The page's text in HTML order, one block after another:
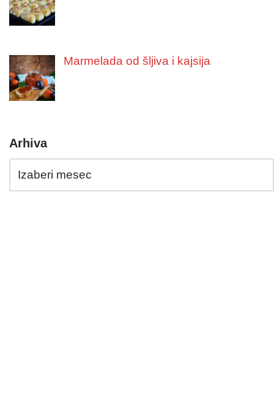
Marmelada od šljiva i kajsija
Arhiva